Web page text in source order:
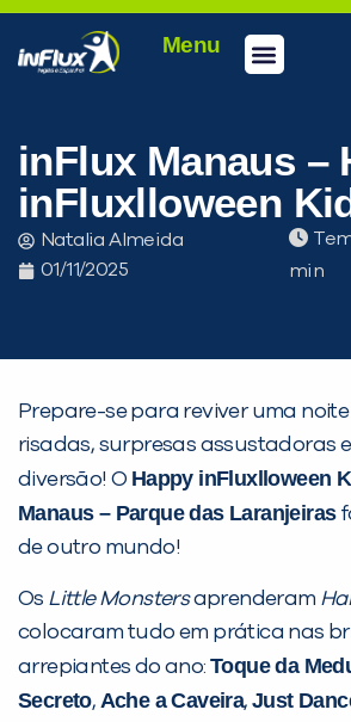
Menu
inFlux Manaus –
inFluxlloween
Natalia Almeida
01/11/2025
Prepare-se para reviver uma
risadas, surpresas assustadoras
diversão! O Happy inFluxlloween
Manaus – Parque das Laranjeiras
de outro mundo!
Os Little Monstersaprenderam
colocaram tudo em prática nas
arrepiantes do ano: Toque da
Secreto, Ache a Caveira,Just